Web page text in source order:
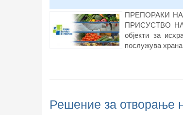
ПРЕПОРАКИ
ПРИСУСТВО НА
објекти за
послужува храна
Решение за отворање